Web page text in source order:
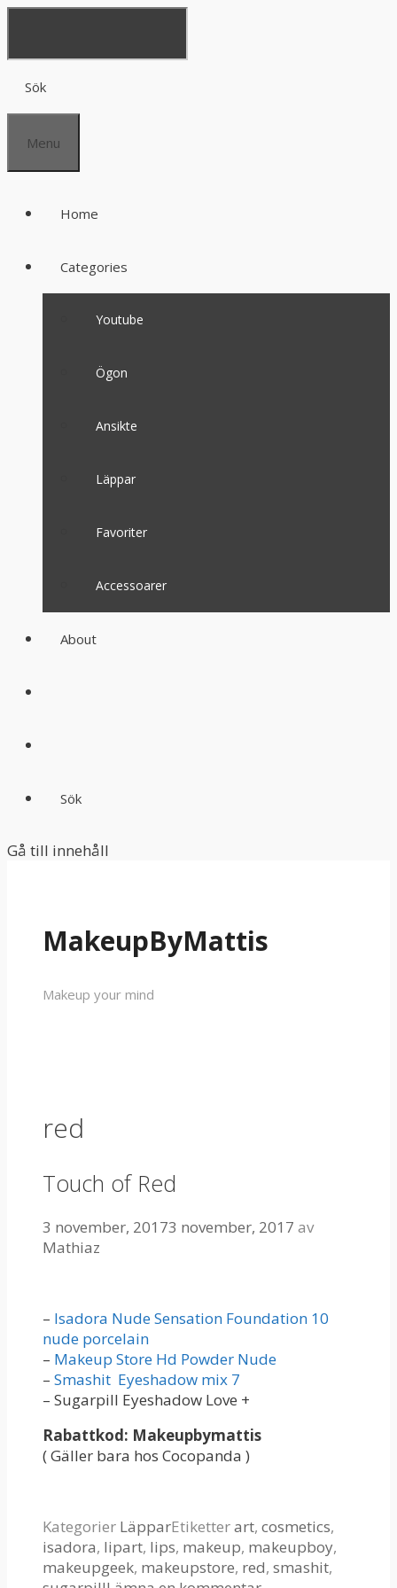
Sök
Menu
Home
Categories
Youtube
Ögon
Ansikte
Läppar
Favoriter
Accessoarer
About
Sök
Gå till innehåll
MakeupByMattis
Makeup your mind
red
Touch of Red
3 november, 20173 november, 2017 av
Mathiaz
– Isadora Nude Sensation Foundation 10
nude porcelain
– Makeup Store Hd Powder Nude
– Smashit Eyeshadow mix 7
– Sugarpill Eyeshadow Love +
Rabattkod: Makeupbymattis
( Gäller bara hos Cocopanda )
Kategorier LäpparEtiketterart, cosmetics,
isadora, lipart, lips, makeup, makeupboy,
makeupgeek, makeupstore, red, smashit,